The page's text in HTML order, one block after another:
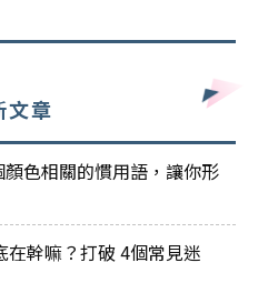
文章
顏色相關的慣用語，讓你形
在幹嘛？打破 4個常見迷